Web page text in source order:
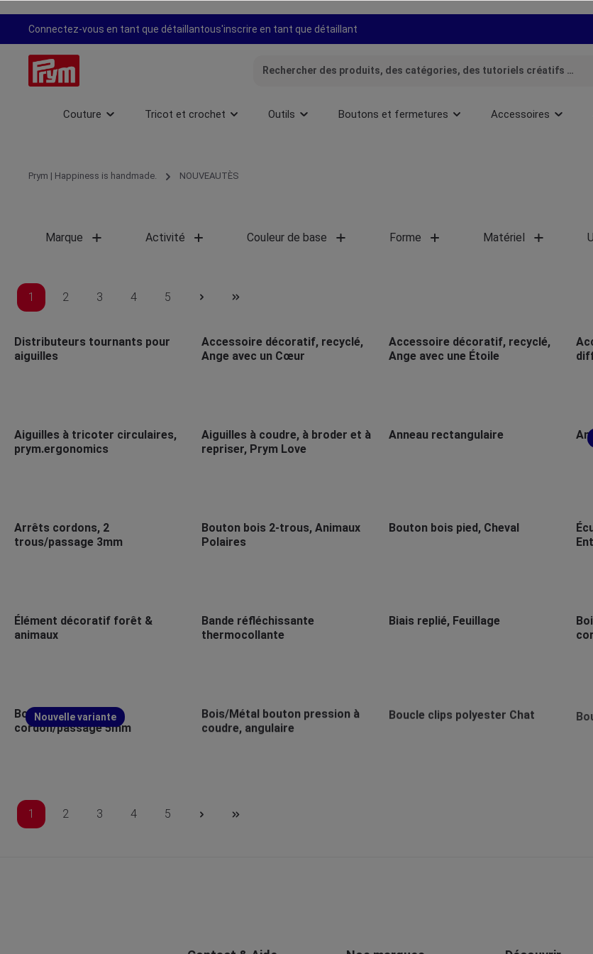
Passer à la navigation principale
Connectez-vous en tant que détaillantous'inscrire en tant que détaillant
Couture Tricot et crochet Outils Boutons et fermetures Accessoires
Prym | Happiness is handmade. NOUVEAUTÈS
Marque Activité Couleur de base Forme Matériel
1 2 3 4 5
Distributeurs tournants pour
aiguilles
Accessoire décoratif, recyclé,
Ange avec un Cœur
Accessoire décoratif, recyclé,
Ange avec une Étoile
Aiguilles à tricoter circulaires,
prym.ergonomics
Aiguilles à coudre, à broder et à
repriser, Prym Love
Anneau rectangulaire
Arrêts cordons, 2
trous/passage 3mm
Bouton bois 2-trous, Animaux
Polaires
Bouton bois pied, Cheval
Élément décoratif forêt &
animaux
Bande réfléchissante
thermocollante
Biais replié, Feuillage
Nouvelle variante
Bois Embouts de
cordon/passage 5mm
Bois/Métal bouton pression à
coudre, angulaire
Boucle clips polyester Chat
1 2 3 4 5